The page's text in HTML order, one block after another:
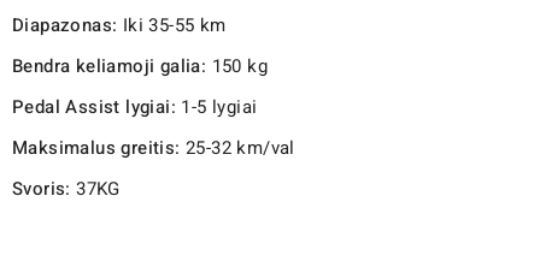
Diapazonas: Iki 35-55 km
Bendra keliamoji galia: 150 kg
Pedal Assist lygiai: 1-5 lygiai
Maksimalus greitis: 25-32 km/val
Svoris: 37KG